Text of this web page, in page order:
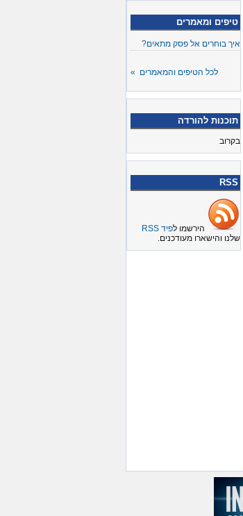
טיפים ומאמרים
איך בוחרים אל פסק מתאים?
לכל הטיפים והמאמרים »
תוכנות להורדה
בקרוב
RSS
הירשמו לפיד RSS
שלנו והישארו מעודכנים.